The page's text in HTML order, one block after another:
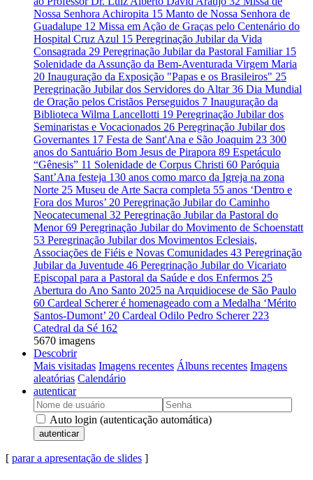
Nossa Senhora Achiropita 15 Manto de Nossa Senhora de
Guadalupe 12 Missa em Ação de Graças pelo Centenário do
Hospital Cruz Azul 15 Peregrinação Jubilar da Vida
Consagrada 29 Peregrinação Jubilar da Pastoral Familiar 15
Solenidade da Assunção da Bem-Aventurada Virgem Maria
20 Inauguração da Exposição "Papas e os Brasileiros" 25
Peregrinação Jubilar dos Servidores do Altar36 Dia Mundial
de Oração pelos Cristãos Perseguidos 7 Inauguração da
Biblioteca Wilma Lancellotti 19 Peregrinação Jubilar dos
Seminaristas e Vocacionados 26 Peregrinação Jubilar dos
Governantes 17 Festa de Sant'Ana e São Joaquim 23 300
anos do Santuário Bom Jesus de Pirapora 89 Espetáculo
“Gênesis” 11 Solenidade de Corpus Christi 60 Paróquia
Sant’Ana festeja 130 anos como marco da Igreja na zona
Norte 25 Museu de Arte Sacra completa 55 anos ‘Dentro e
Fora dos Muros’ 20 Peregrinação Jubilar do Caminho
Neocatecumenal 32 Peregrinação Jubilar da Pastoral do
Menor69 Peregrinação Jubilar do Movimento de Schoenstatt
53 Peregrinação Jubilar dos Movimentos Eclesiais,
Associações de Fiéis e Novas Comunidades 43 Peregrinação
Jubilar da Juventude 46 Peregrinação Jubilar do Vicariato
Episcopal para a Pastoral da Saúde e dos Enfermos 25
Abertura do Ano Santo 2025 na Arquidiocese de São Paulo
60 Cardeal Scherer é homenageado com a Medalha ‘Mérito
Santos-Dumont’ 20 Cardeal Odilo Pedro Scherer 223
Catedral da Sé 162
5670 imagens
Descobrir
Mais visitadas Imagens recentes Álbuns recentes Imagens
aleatórias Calendário
autenticar
Auto login (autenticação automática)
autenticar
[ parar a apresentação de slides ]